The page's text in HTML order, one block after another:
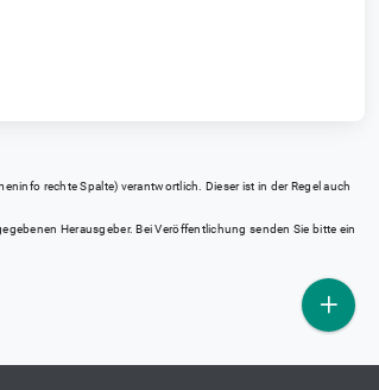
rechte Spalte) verantwortlich. Dieser ist in der Regel auch
Herausgeber. Bei Veröffentlichung senden Sie bitte ein